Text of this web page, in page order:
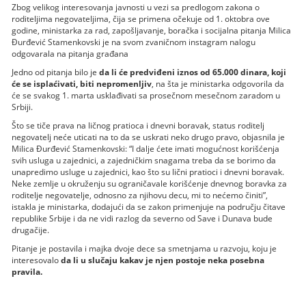
Zbog velikog interesovanja javnosti u vezi sa predlogom zakona o
roditeljima negovateljima, čija se primena očekuje od 1. oktobra ove
godine, ministarka za rad, zapošljavanje, boračka i socijalna pitanja Milica
Đurđević Stamenkovski je na svom zvaničnom instagram nalogu
odgovarala na pitanja građana
Jedno od pitanja bilo jeda li će predviđeni iznos od 65.000 dinara, koji
će se isplaćivati, biti nepromenljiv, na šta je ministarka odgovorila da
će se svakog 1. marta usklađivati sa prosečnom mesečnom zaradom u
Srbiji.
Što se tiče prava na ličnog pratioca i dnevni boravak, status roditelj
negovatelj neće uticati na to da se uskrati neko drugo pravo, objasnila je
Milica Đurđević Stamenkovski: “I dalje ćete imati mogućnost korišćenja
svih usluga u zajednici, a zajedničkim snagama treba da se borimo da
unapredimo usluge u zajednici, kao što su lični pratioci i dnevni boravak.
Neke zemlje u okruženju su ograničavale korišćenje dnevnog boravka za
roditelje negovatelje, odnosno za njihovu decu, mi to nećemo činiti”,
istakla je ministarka, dodajući da se zakon primenjuje na području čitave
republike Srbije i da ne vidi razlog da severno od Save i Dunava bude
drugačije.
Pitanje je postavila i majka dvoje dece sa smetnjama u razvoju, koju je
interesovaloda li u slučaju kakav je njen postoje neka posebna
pravila.